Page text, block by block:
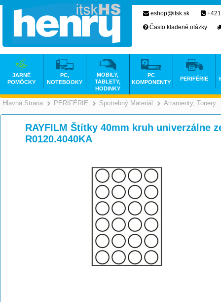
Hlavná Strana >
PERIFÉRIE >
Spotrebný Materiál >
Atramenty, Tonery
RAYFILM Štítky 40mm kruh univerzálne
R0120.4040KA
eshop@itsk.sk
Často kladené otázky
JARNÉ
POMÔCKY
PC,
NOTEBOOKY
MOBILY,
TABLETY,
HODINKY
PC
KOMPONENTY
PERIFÉRIE